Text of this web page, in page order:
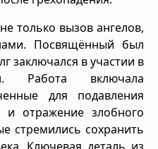
только вызов ангелов,
Посвящённый был
заключался в участии в
Работа включала
для подавления
и отражение злобного
стремились сохранить
Ключевая деталь из